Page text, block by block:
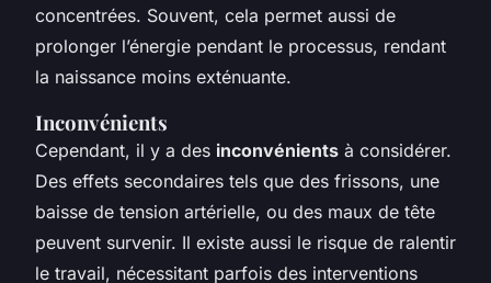
concentrées. Souvent, cela permet aussi de
prolonger l’énergie pendant le processus, rendant
la naissance moins exténuante.
Inconvénients
Cependant, il y a des inconvénients à considérer.
Des effets secondaires tels que des frissons, une
baisse de tension artérielle, ou des maux de tête
peuvent survenir. Il existe aussi le risque de ralentir
le travail, nécessitant parfois des interventions